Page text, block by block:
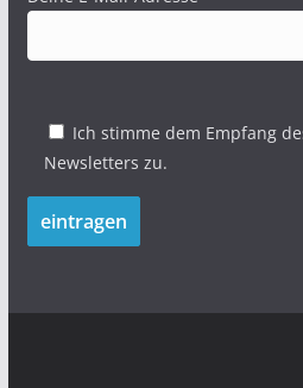
Ich stimme dem Empfang
Newsletters zu.